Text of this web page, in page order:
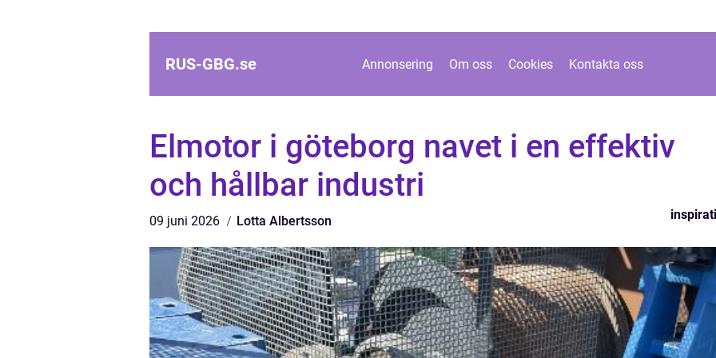
RUS-GBG.se Annonsering Om oss Cookies Kontakta oss
Elmotor i göteborg navet i en effektiv
och hållbar industri
09 juni 2026 Lotta Albertsson